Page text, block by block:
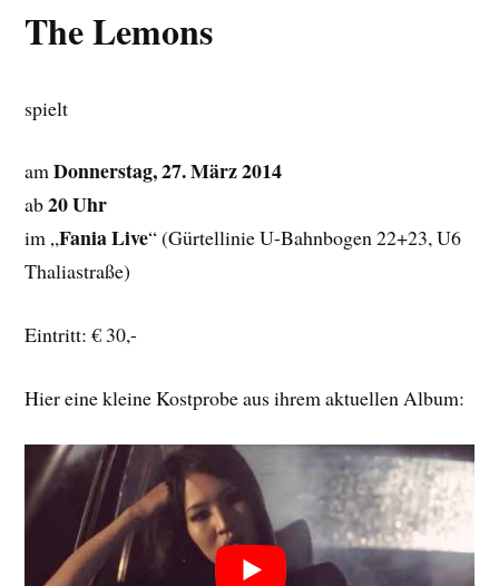
The Lemons
spielt
amDonnerstag, 27. März 2014
ab20 Uhr
im „Fania Live“ (Gürtellinie U-Bahnbogen 22+23, U6
Thaliastraße)
Eintritt: € 30,-
Hier eine kleine Kostprobe aus ihrem aktuellen Album: